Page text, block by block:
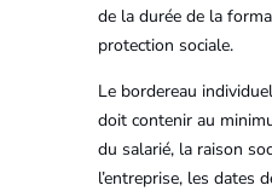
de la durée de la
protection sociale.
Le bordereau
doit contenir au
du salarié, la raison
l’entreprise, les dates